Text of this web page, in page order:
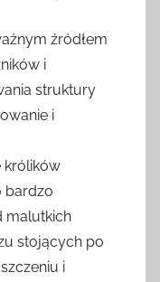
źródłem
i
struktury
i
królików
bardzo
malutkich
stojących po
i